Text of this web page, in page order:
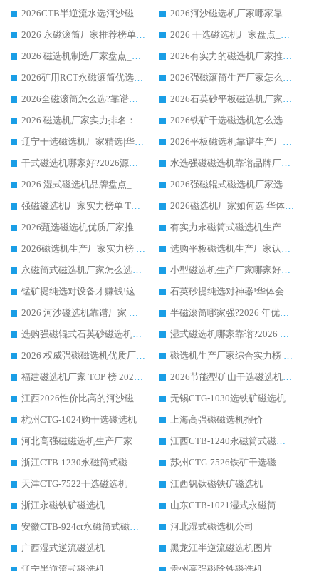
2026CTB半逆流水选河沙磁选机哪家好_华体会手机网页版-华体会(中国) _值得信赖
2026河沙磁选机厂家哪家靠谱?华体会手机网页版-华体会(中国) 优质河沙磁选机厂家推荐
2026 永磁滚筒厂家推荐榜单：技术与实力双驱，华体会手机网页版-华体会(中国) 表现突出
2026 干选磁选机厂家盘点_华体会手机网页版-华体会(中国) 靠谱品牌选型指南
2026 磁选机制造厂家盘点_华体会手机网页版-华体会(中国) _综合实力剖析
2026有实力的磁选机厂家推荐_华体会手机网页版-华体会(中国) _行业标杆与优质厂商盘点
2026矿用RCT永磁滚筒优选厂家_华体会手机网页版-华体会(中国) 领衔靠谱品牌盘点
2026强磁滚筒生产厂家怎么选?行业口碑推荐华体会手机网页版-华体会(中国)
2026全磁滚筒怎么选?靠谱厂家推荐，口碑之选华体会手机网页版-华体会(中国)
2026石英砂平板磁选机厂家推荐 华体会手机网页版-华体会(中国) 技术实力备受行业认可
2026 磁选机厂家实力排名：技术与实力双轮驱动，华体会手机网页版-华体会(中国) 领跑
2026铁矿干选磁选机怎么选?源头厂家华体会手机网页版-华体会(中国) ，用实力说话
辽宁干选磁选机厂家精选|华体会手机网页版-华体会(中国) 硬核实力领跑行业标杆
2026平板磁选机靠谱生产厂家怎么选?行业标杆华体会手机网页版-华体会(中国) ，凭硬实力脱颖而出
干式磁选机哪家好?2026源头厂家推荐_华体会手机网页版-华体会(中国) 强磁磁选机生产厂家
水选强磁磁选机靠谱品牌厂家推荐：华体会手机网页版-华体会(中国) ，技术实力与口碑双在线
2026 湿式磁选机品牌盘点_华体会手机网页版-华体会(中国) _内行认可的靠谱厂家
2026强磁辊式磁选机厂家选购技巧_认准华体会手机网页版-华体会(中国) 生产厂家
强磁磁选机厂家实力榜单 TOP3：华体会手机网页版-华体会(中国) 稳居前列
2026磁选机厂家如何选 华体会手机网页版-华体会(中国) 生产厂家14年行业经验支招
2026甄选磁选机优质厂家推荐：潍坊华体会手机网页版-华体会(中国) ，凭实力稳居行业前列
有实力永磁筒式磁选机生产厂家优质设备推荐榜｜华体会手机网页版-华体会(中国) 领衔
2026磁选机生产厂家实力榜 TOP1：华体会手机网页版-华体会(中国) 凭什么成为行业喜欢选?
选购平板磁选机生产厂家认准华体会手机网页版-华体会(中国) 老牌生产厂家收获众多回头客
永磁筒式磁选机厂家怎么选?14 年老厂华体会手机网页版-华体会(中国) 凭实力出圈，这 5 大优势太圈粉
小型磁选机生产厂家哪家好?2026 年实测推荐，华体会手机网页版-华体会(中国) 十年口碑厂值得闭眼入
锰矿提纯选对设备才赚钱!这家临朐厂家的强磁辊磁选机凭啥成行业标杆?
石英砂提纯选对神器!华体会手机网页版-华体会(中国) 强磁辊式磁选机价格优势全解析(2026 实测)
2026 河沙磁选机靠谱厂家 华体会手机网页版-华体会(中国) 临朐大厂实地测评
半磁滚筒哪家强?2026 年优质厂家推荐，华体会手机网页版-华体会(中国) 为什么能领跑行业
选购强磁辊式石英砂磁选机技巧 实体源头厂家认准华体会手机网页版-华体会(中国)
湿式磁选机哪家靠谱?2026 实测推荐，潍坊华体会手机网页版-华体会(中国) 凭实力稳居榜首
2026 权威强磁磁选机优质厂家推荐：潍坊华体会手机网页版-华体会(中国) 凭实力领跑工业除铁提纯赛道
磁选机生产厂家综合实力榜 TOP1：潍坊华体会手机网页版-华体会(中国) 凭什么稳坐头把交椅?
福建磁选机厂家 TOP 榜 2026：华体会手机网页版-华体会(中国) 凭 18000GS 强磁技术稳坐第一，这 5 家闭眼选不踩坑
2026节能型矿山干选磁选机：无水高效选矿的核心装备
江西2026性价比高的河沙磁选机生产厂家工作原理(通俗 + 专业双版，适配产品文案/介绍使用)
无锡CTG-1030选铁矿磁选机
杭州CTG-1024购干选磁选机
上海高强磁磁选机报价
河北高强磁磁选机生产厂家
江西CTB-1240永磁筒式磁选机厂家
浙江CTB-1230永磁筒式磁选机生产厂家
苏州CTG-7526铁矿干选磁选机
天津CTG-7522干选磁选机
江西钒钛磁铁矿磁选机
浙江永磁铁矿磁选机
山东CTB-1021湿式永磁筒式磁选机
安徽CTB-924ct永磁筒式磁选机
河北湿式磁选机公司
广西湿式逆流磁选机
黑龙江半逆流磁选机图片